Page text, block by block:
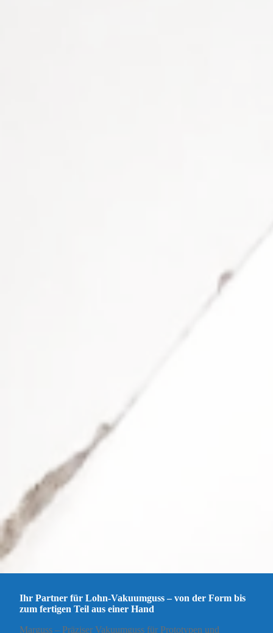
Ihr Partner für Lohn‑Vakuumguss – von der Form bis
zum fertigen Teil aus einer Hand
Marguss – Präziser Vakuumguss für Prototypen und